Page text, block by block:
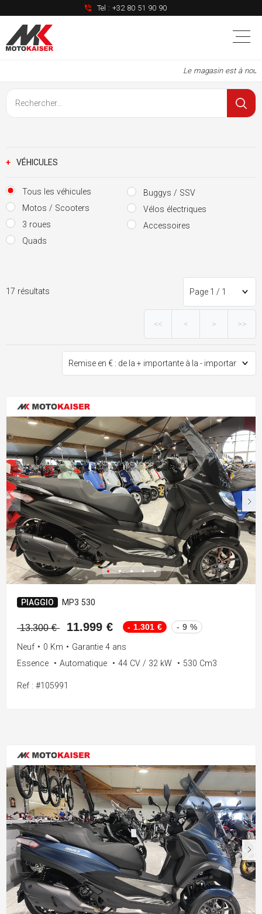
Tel : +32 80 51 90 90
Le magasin est à nouveau
+ VÉHICULES
Tous les véhicules
Motos / Scooters
3 roues
Quads
Buggys / SSV
Vélos électriques
Accessoires
17 résultats
<< < > >>
PIAGGIO MP3 530
13.300 € 11.999 € - 1.301 € - 9 %
Neuf • 0 Km • Garantie 4 ans
Essence
• Automatique • 44 CV / 32 kW • 530 Cm3
Ref : #105991